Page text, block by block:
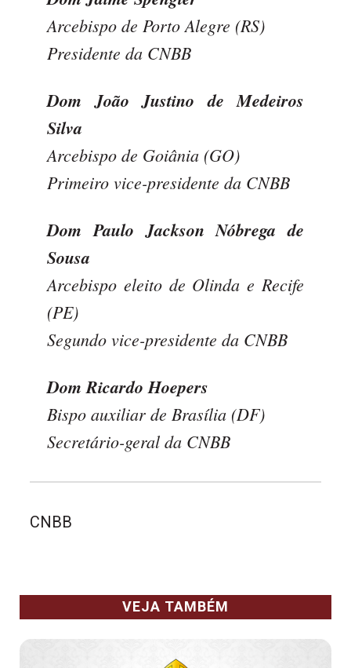
Arcebispo de Porto Alegre (RS)
Presidente da CNBB
Dom João Justino de Medeiros
Silva
Arcebispo de Goiânia (GO)
Primeiro vice-presidente da CNBB
Dom Paulo Jackson Nóbrega de
Sousa
Arcebispo eleito de Olinda e Recife
(PE)
Segundo vice-presidente da CNBB
Dom Ricardo Hoepers
Bispo auxiliar de Brasília (DF)
Secretário-geral da CNBB
CNBB
VEJA TAMBÉM